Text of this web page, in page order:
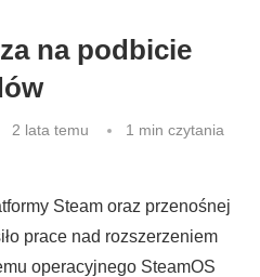
na podbicie
2 lata temu 1 min czytania
Steam oraz przenośnej
prace nad rozszerzeniem
operacyjnego SteamOS